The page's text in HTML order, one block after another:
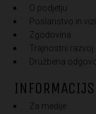
O podjetju
Poslanstvo in
Zgodovina
Trajnostni razvoj
Družbena
Za medije